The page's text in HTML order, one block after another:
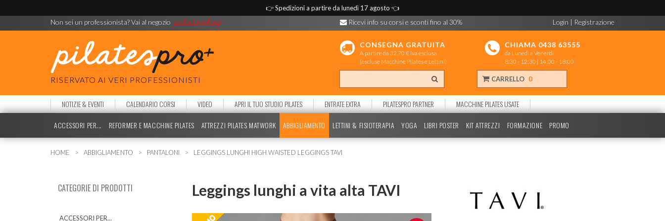
👉Spedizioni a partire da lunedì 17 agosto 👈
Non sei un professionista? Vai al negozio Ricevi info su corsi e sconti fino al 30% Login | Registrazione
RISERVATO AI VERI PROFESSIONISTI
CONSEGNA GRATUITA
A partire da 32,70 € iva esclusa
(escluse Macchine Pilates e Lettini)
CHIAMA 0438 63555
da Lunedì a Venerdì
8:30 - 12:30 | 14:00 - 18:00
CARRELLO 0
NOTIZIE & EVENTI CALENDARIO CORSI VIDEO APRI IL TUO STUDIO PILATES ENTRATE EXTRA PILATESPRO PARTNER MACCHINE PILATES USATE
ACCESSORI PER... REFORMER E MACCHINE PILATES ATTREZZI PILATES MATWORK ABBIGLIAMENTO LETTINI & FISIOTERAPIA YOGA LIBRI POSTER KIT ATTREZZI FORMAZIONE PROMO
HOME ABBIGLIAMENTO PANTALONI LEGGINGS LUNGHI HIGH WAISTED LEGGINGS TAVI
CATEGORIE DI PRODOTTI
ACCESSORI PER...
Leggings lunghi a vita alta TAVI